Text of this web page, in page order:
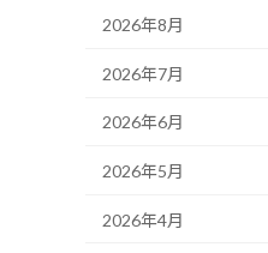
2026年8月
2026年7月
2026年6月
2026年5月
2026年4月